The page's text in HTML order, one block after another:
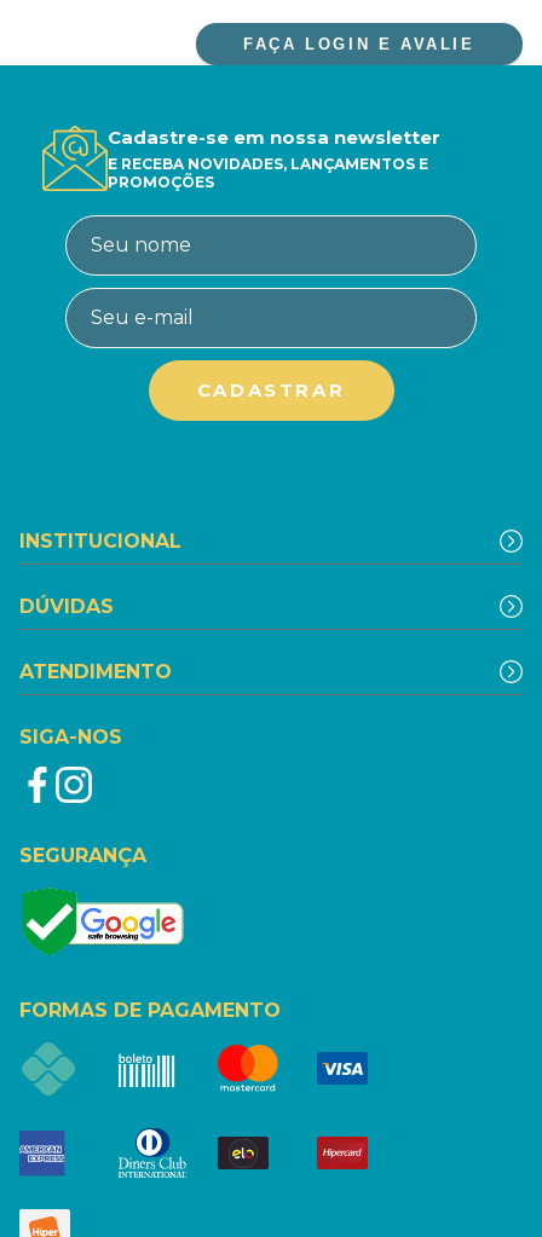
FAÇA LOGIN E AVALIE
Cadastre-se em nossa newsletter
E RECEBA NOVIDADES, LANÇAMENTOS E
PROMOÇÕES
INSTITUCIONAL
DÚVIDAS
ATENDIMENTO
SIGA-NOS
SEGURANÇA
FORMAS DE PAGAMENTO